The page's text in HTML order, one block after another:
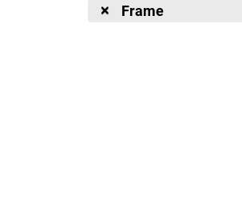
Frame